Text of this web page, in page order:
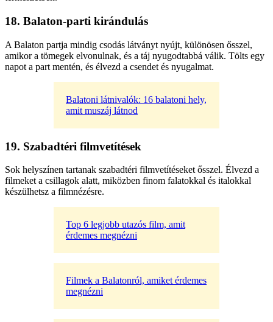
18. Balaton-parti kirándulás
A Balaton partja mindig csodás látványt nyújt, különösen ősszel,
amikor a tömegek elvonulnak, és a táj nyugodtabbá válik. Tölts egy
napot a part mentén, és élvezd a csendet és nyugalmat.
Balatoni látnivalók: 16 balatoni hely,
amit muszáj látnod
19. Szabadtéri filmvetítések
Sok helyszínen tartanak szabadtéri filmvetítéseket ősszel. Élvezd a
filmeket a csillagok alatt, miközben finom falatokkal és italokkal
készülhetsz a filmnézésre.
Top 6 legjobb utazós film, amit
érdemes megnézni
Filmek a Balatonról, amiket érdemes
megnézni